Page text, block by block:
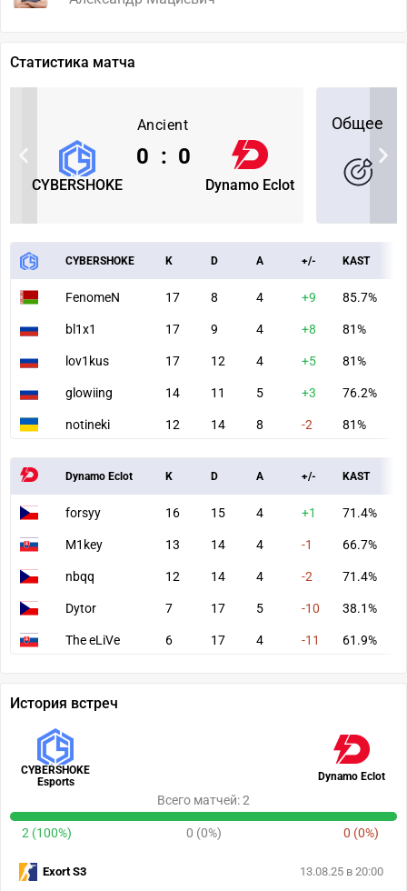
Статистика матча
Ancient
CYBERSHOKE Dynamo Eclot
0 : 0
Общее
CYBERSHOKE K D A +/- KAST
FenomeN 17 8 4 +9 85.7%
bl1x1 17 9 4 +8 81%
lov1kus 17 12 4 +5 81%
glowiing 14 11 5 +3 76.2%
notineki 12 14 8 -2 81%
Dynamo Eclot K D A +/- KAST
forsyy 16 15 4 +1 71.4%
M1key 13 14 4 -1 66.7%
nbqq 12 14 4 -2 71.4%
Dytor 7 17 5 -10 38.1%
The eLiVe 6 17 4 -11 61.9%
История встреч
CYBERSHOKE
Esports
Dynamo Eclot
Всего матчей: 2
2 (100%) 0 (0%) 0 (0%)
13.08.25 в 20:00
Exort S3